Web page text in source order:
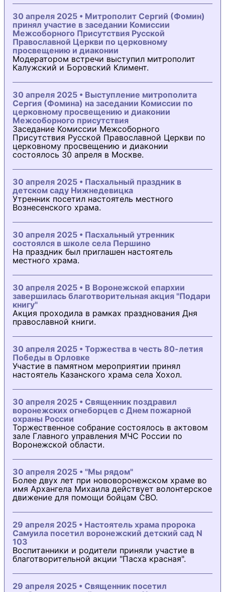
30 апреля 2025 • Митрополит Сергий (Фомин)
принял участие в заседании Комиссии
Межсоборного Присутствия Русской
Православной Церкви по церковному
просвещению и диаконии
Модератором встречи выступил митрополит
Калужский и Боровский Климент.
30 апреля 2025 • Выступление митрополита
Сергия (Фомина) на заседании Комиссии по
церковному просвещению и диаконии
Межсоборного присутствия
Заседание Комиссии Межсоборного
Присутствия Русской Православной Церкви по
церковному просвещению и диаконии
состоялось 30 апреля в Москве.
30 апреля 2025 • Пасхальный праздник в
детском саду Нижнедевицка
Утренник посетил настоятель местного
Вознесенского храма.
30 апреля 2025 • Пасхальный утренник
состоялся в школе села Першино
На праздник был приглашен настоятель
местного храма.
30 апреля 2025 • В Воронежской епархии
завершилась благотворительная акция "Подари
книгу"
Акция проходила в рамках празднования Дня
православной книги.
30 апреля 2025 • Торжества в честь 80-летия
Победы в Орловке
Участие в памятном мероприятии принял
настоятель Казанского храма села Хохол.
30 апреля 2025 • Священник поздравил
воронежских огнеборцев с Днем пожарной
охраны России
Торжественное собрание состоялось в актовом
зале Главного управления МЧС России по
Воронежской области.
30 апреля 2025 • "Мы рядом"
Более двух лет при нововоронежском храме во
имя Архангела Михаила действует волонтерское
движение для помощи бойцам СВО.
29 апреля 2025 • Настоятель храма пророка
Самуила посетил воронежский детский сад N
103
Воспитанники и родители приняли участие в
благотворительной акции "Пасха красная".
29 апреля 2025 • Священник посетил